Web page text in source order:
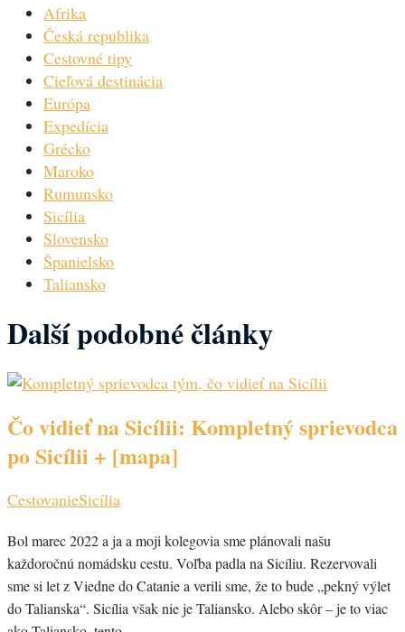
Afrika
Česká republika
Cestovné tipy
Cieľová destinácia
Európa
Expedícia
Grécko
Maroko
Rumunsko
Sicília
Slovensko
Španielsko
Taliansko
Další podobné články
Čo vidieť na Sicílii: Kompletný sprievodca
po Sicílii + [mapa]
CestovanieSicília
Bol marec 2022 a ja a moji kolegovia sme plánovali našu
každoročnú nomádsku cestu. Voľba padla na Sicíliu. Rezervovali
sme si let z Viedne do Catanie a verili sme, že to bude „pekný výlet
do Talianska“. Sicília však nie je Taliansko. Alebo skôr – je to viac